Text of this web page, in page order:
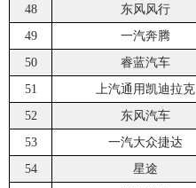
48
东风风行
49
一汽奔腾
50
睿蓝汽车
51
上汽通用凯迪拉克
52
东风汽车
53
一汽大众捷达
54
星途